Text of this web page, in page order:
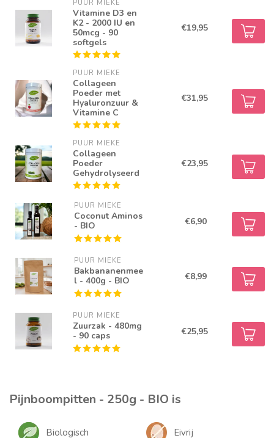
PUUR MIEKE
Vitamine D3 en
K2 - 2000 IU en
50mcg - 90
softgels
€19,95
PUUR MIEKE
Collageen
Poeder met
Hyaluronzuur &
Vitamine C
€31,95
PUUR MIEKE
Collageen
Poeder
Gehydrolyseerd
€23,95
PUUR MIEKE
Coconut Aminos
- BIO
€6,90
PUUR MIEKE
Bakbananenmee
l - 400g - BIO
€8,99
PUUR MIEKE
Zuurzak - 480mg
- 90 caps
€25,95
Pijnboompitten - 250g - BIO is
Biologisch Eivrij